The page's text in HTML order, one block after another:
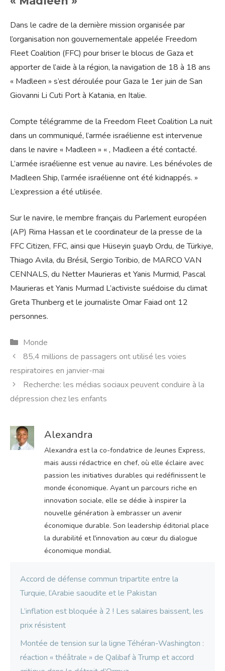
Dans le cadre de la dernière mission organisée par
l’organisation non gouvernementale appelée Freedom
Fleet Coalition (FFC) pour briser le blocus de Gaza et
apporter de l’aide à la région, la navigation de 18 à 18 ans
« Madleen » s’est déroulée pour Gaza le 1er juin de San
Giovanni Li Cuti Port à Katania, en Italie.
Compte télégramme de la Freedom Fleet Coalition La nuit
dans un communiqué, l’armée israélienne est intervenue
dans le navire « Madleen » « , Madleen a été contacté.
L’armée israélienne est venue au navire. Les bénévoles de
Madleen Ship, l’armée israélienne ont été kidnappés. »
L’expression a été utilisée.
Sur le navire, le membre français du Parlement européen
(AP) Rima Hassan et le coordinateur de la presse de la
FFC Citizen, FFC, ainsi que Hüseyin şuayb Ordu, de Türkiye,
Thiago Avila, du Brésil, Sergio Toribio, de MARCO VAN
CENNALS, du Netter Maurieras et Yanis Murmid, Pascal
Maurieras et Yanis Murmad L’activiste suédoise du climat
Greta Thunberg et le journaliste Omar Faiad ont 12
personnes.
Catégories
Monde
85,4 millions de passagers ont utilisé les voies
respiratoires en janvier-mai
Recherche: les médias sociaux peuvent conduire à la
dépression chez les enfants
Alexandra
Alexandra est la co-fondatrice de Jeunes Express,
mais aussi rédactrice en chef, où elle éclaire avec
passion les initiatives durables qui redéfinissent le
monde économique. Ayant un parcours riche en
innovation sociale, elle se dédie à inspirer la
nouvelle génération à embrasser un avenir
économique durable. Son leadership éditorial place
la durabilité et l'innovation au cœur du dialogue
économique mondial.
Accord de défense commun tripartite entre la
Turquie, l’Arabie saoudite et le Pakistan
L’inflation est bloquée à 2 ! Les salaires baissent, les
prix résistent
Montée de tension sur la ligne Téhéran-Washington :
réaction « théâtrale » de Qalibaf à Trump et accord